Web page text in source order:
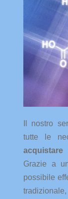
Il nostro
tutte le
acquistare
Grazie a
possibile